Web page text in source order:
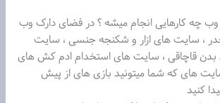
چه کارهایی انجام میشه ؟ در فضای دارک وب
، سایت های ازار و شکنجه جنسی ، سایت
بدن قاچاقی ، سایت های استخدام ادم کش های
های که شما میتونید بازی های از پیش
کنید